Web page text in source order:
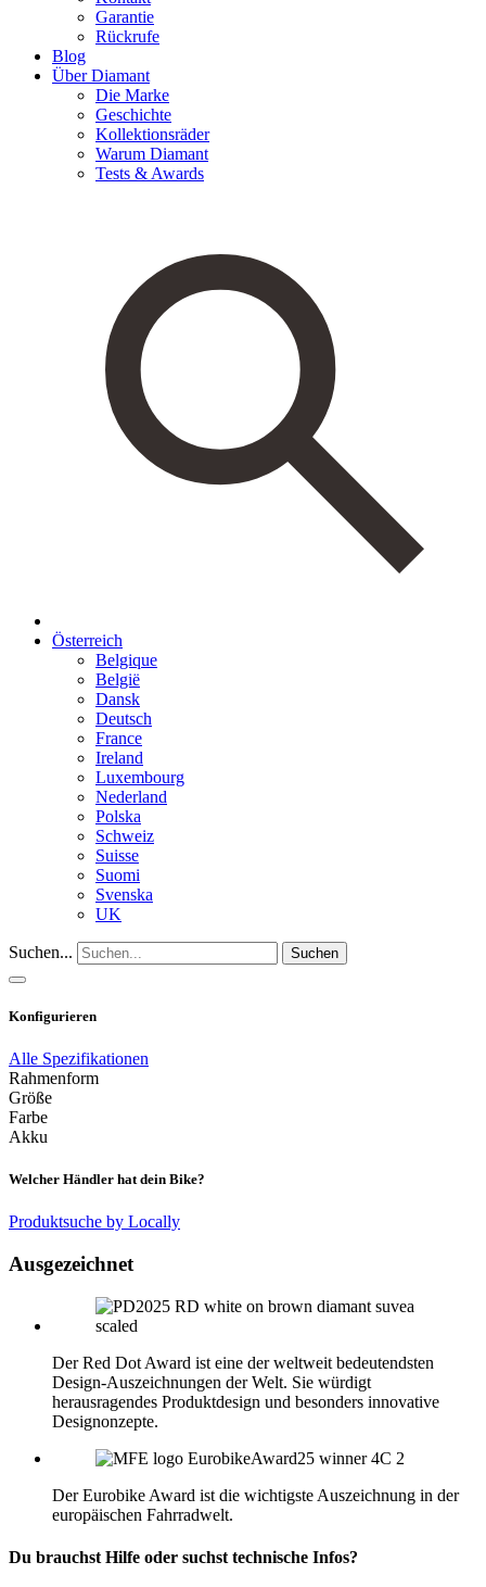
Garantie
Rückrufe
Blog
Über Diamant
Die Marke
Geschichte
Kollektionsräder
Warum Diamant
Tests & Awards
Österreich
Belgique
België
Dansk
Deutsch
France
Ireland
Luxembourg
Nederland
Polska
Schweiz
Suisse
Suomi
Svenska
UK
Suchen... Suchen
Konfigurieren
Alle Spezifikationen
Rahmenform
Größe
Farbe
Akku
Welcher Händler hat dein Bike?
Produktsuche by Locally
Ausgezeichnet
Der Red Dot Award ist eine der weltweit bedeutendsten
Design-Auszeichnungen der Welt. Sie würdigt
herausragendes Produktdesign und besonders innovative
Designonzepte.
Der Eurobike Award ist die wichtigste Auszeichnung in der
europäischen Fahrradwelt.
Du brauchst Hilfe oder suchst technische Infos?